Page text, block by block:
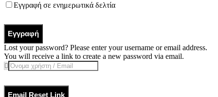
Εγγραφή σε ενημερωτικά δελτία
Εγγραφή
Lost your password? Please enter your username or email address.
You will receive a link to create a new password via email.
Email Reset Link